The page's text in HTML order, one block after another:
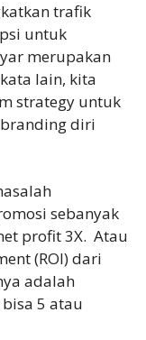
trafik
untuk
merupakan
lain, kita
strategy untuk
diri
sebanyak
profit 3X. Atau
(ROI) dari
adalah
5 atau